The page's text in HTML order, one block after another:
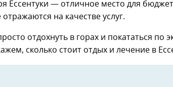
Ессентуки — отличное место для
на качестве услуг.
отдохнуть в горах и покататься по
сколько стоит отдых и лечение в